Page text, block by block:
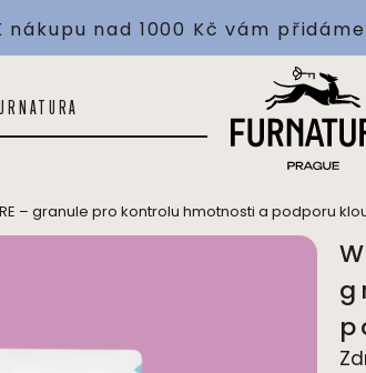
nákupu nad 1000 Kč vám
Doprava ZDARMA
– granule pro kontrolu hmotnosti a podporu